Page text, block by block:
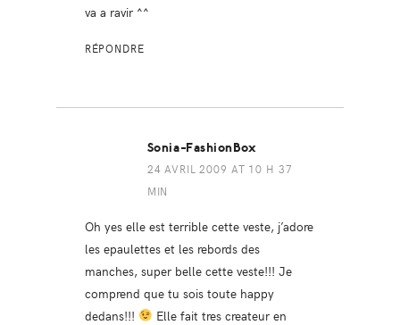
va a ravir ^^
RÉPONDRE
Sonia-FashionBox
24 AVRIL 2009 AT 10 H 37
MIN
Oh yes elle est terrible cette veste, j’adore
les epaulettes et les rebords des
manches, super belle cette veste!!! Je
comprend que tu sois toute happy
dedans!!!
Elle fait tres createur en